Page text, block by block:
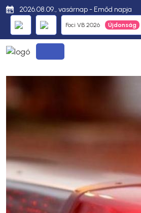
2026.08.09., vasárnap - Emőd napja
Foci VB 2026